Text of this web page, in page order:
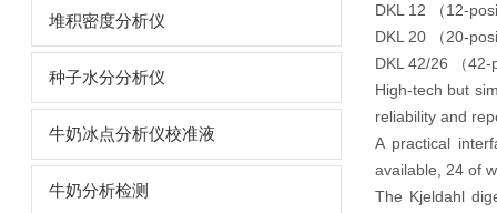
堆积密度分析仪
种子水分分析仪
牛奶冰点分析仪校准液
牛奶分析检测
DKL 12 （12-
DKL 20（20-
DKL 42/26 （
High-tech but
reliability and
A practical
available, 24 of
The Kjeldahl